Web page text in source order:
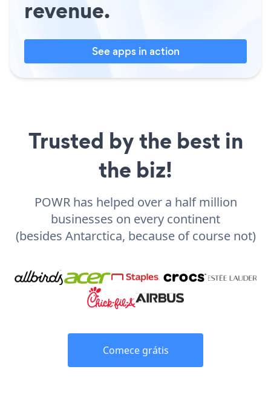
revenue.
See apps in action
Trusted by the best in
the biz!
POWR has helped over a half million
businesses on every continent
(besides Antarctica, because of course not)
Comece grátis